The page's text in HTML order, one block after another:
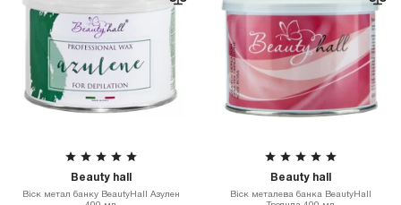
Beauty hall
Віск метал банку BeautyHall Азулен
Beauty hall
Віск металева банка BeautyHall